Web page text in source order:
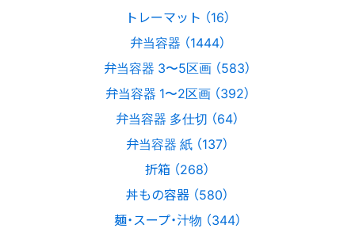
トレーマット （16）
弁当容器 （1444）
弁当容器 3〜5区画 （583）
弁当容器 1〜2区画 （392）
弁当容器 多仕切 （64）
弁当容器 紙 （137）
折箱 （268）
丼もの容器 （580）
麺・スープ・汁物 （344）